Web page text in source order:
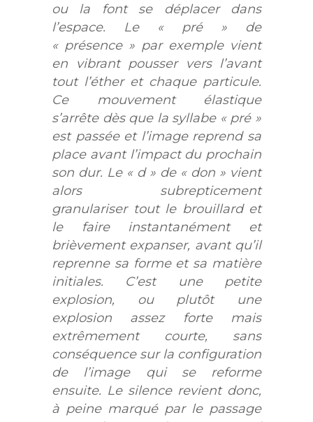
ou la font se déplacer dans
l’espace. Le « pré » de
« présence » par exemple vient
en vibrant pousser vers l’avant
tout l’éther et chaque particule.
Ce mouvement élastique
s’arrête dès que la syllabe « pré »
est passée et l’image reprend sa
place avant l’impact du prochain
son dur. Le « d » de « don » vient
alors subrepticement
granulariser tout le brouillard et
le faire instantanément et
brièvement expanser, avant qu’il
reprenne sa forme et sa matière
initiales. C’est une petite
explosion, ou plutôt une
explosion assez forte mais
extrêmement courte, sans
conséquence sur la configuration
de l’image qui se reforme
ensuite. Le silence revient donc,
à peine marqué par le passage